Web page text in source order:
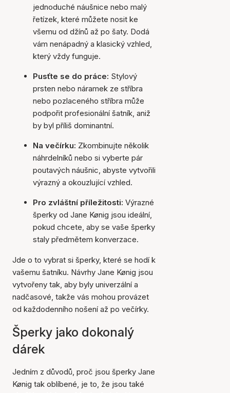
jednoduché náušnice nebo malý
řetízek, které můžete nosit ke
všemu od džínů až po šaty. Dodá
vám nenápadný a klasický vzhled,
který vždy funguje.
Pusťte se do práce: Stylový
prsten nebo náramek ze stříbra
nebo pozlaceného stříbra může
podpořit profesionální šatník, aniž
by byl příliš dominantní.
Na večírku: Zkombinujte několik
náhrdelníků nebo si vyberte pár
poutavých náušnic, abyste vytvořili
výrazný a okouzlující vzhled.
Pro zvláštní příležitosti: Výrazné
šperky od Jane Kønig jsou ideální,
pokud chcete, aby se vaše šperky
staly předmětem konverzace.
Jde o to vybrat si šperky, které se hodí k
vašemu šatníku. Návrhy Jane Kønig jsou
vytvořeny tak, aby byly univerzální a
nadčasové, takže vás mohou provázet
od každodenního nošení až po večírky.
Šperky jako dokonalý
dárek
Jedním z důvodů, proč jsou šperky Jane
Kønig tak oblíbené, je to, že jsou také